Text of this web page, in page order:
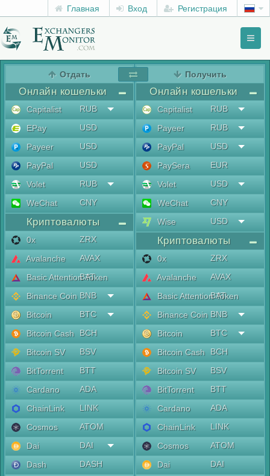
Главная Вход Регистрация
Отдать
Онлайн кошельки
Capitalist
RUB
EPay
USD
Payeer
USD
PayPal
USD
Volet
RUB
WeChat
CNY
Криптовалюты
0x
ZRX
Avalanche
AVAX
Basic Attention Token
BAT
Binance Coin BNB
Bitcoin
BTC
Bitcoin Cash
BCH
Bitcoin SV
BSV
BitTorrent
BTT
Cardano
ADA
ChainLink
LINK
Cosmos
ATOM
Dai
DAI
Dash
DASH
Получить
Онлайн кошельки
Capitalist
RUB
Payeer
RUB
PayPal
USD
PaySera
EUR
Volet
USD
WeChat
CNY
Wise
USD
Криптовалюты
0x
ZRX
Avalanche
AVAX
Basic Attention Token
BAT
Binance Coin BNB
Bitcoin
BTC
Bitcoin Cash
BCH
Bitcoin SV
BSV
BitTorrent
BTT
Cardano
ADA
ChainLink
LINK
Cosmos
ATOM
Dai
DAI